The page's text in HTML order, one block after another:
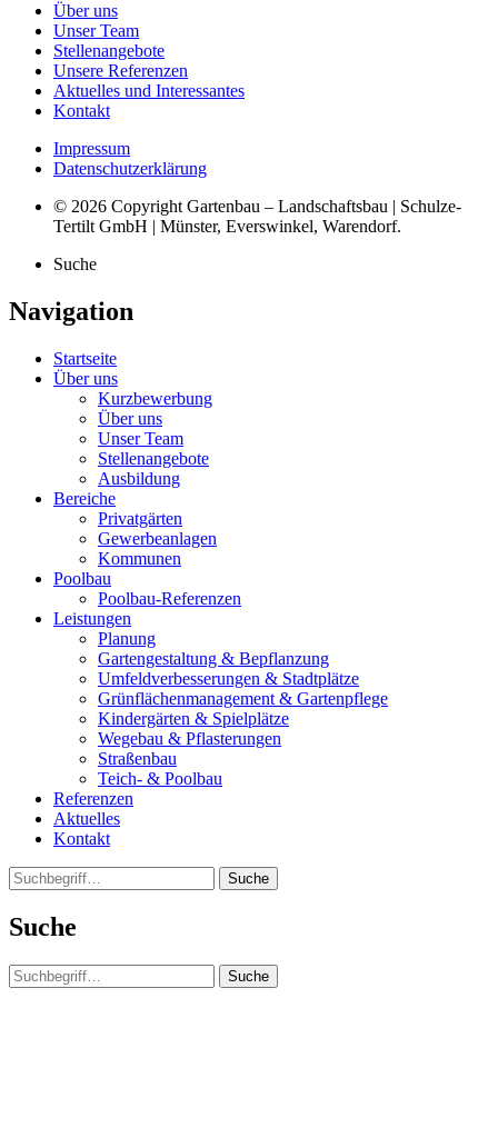
Über uns
Unser Team
Stellenangebote
Unsere Referenzen
Aktuelles und Interessantes
Kontakt
Impressum
Datenschutzerklärung
© 2026 Copyright Gartenbau – Landschaftsbau | Schulze-
Tertilt GmbH | Münster, Everswinkel, Warendorf.
Suche
Navigation
Startseite
Über uns
Kurzbewerbung
Über uns
Unser Team
Stellenangebote
Ausbildung
Bereiche
Privatgärten
Gewerbeanlagen
Kommunen
Poolbau
Poolbau-Referenzen
Leistungen
Planung
Gartengestaltung & Bepflanzung
Umfeldverbesserungen & Stadtplätze
Grünflächenmanagement & Gartenpflege
Kindergärten & Spielplätze
Wegebau & Pflasterungen
Straßenbau
Teich- & Poolbau
Referenzen
Aktuelles
Kontakt
Suche
Suche
Suche